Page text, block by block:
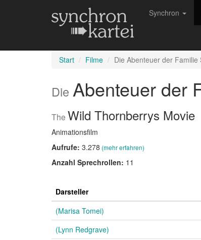
Synchron
Start Filme Die Abenteuer der Familie
Die Abenteuer der
The Wild Thornberrys Movie
Animationsfilm
Aufrufe: 3.278 (mehr erfahren)
Anzahl Sprechrollen: 11
Darsteller
(Marisa Tomei)
(Lynn Redgrave)